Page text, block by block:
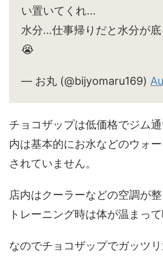
い置いてくれ…
水分…仕事帰りだと水分が
😭
— お丸 (@bijyomaru169)
チョコザップは低価格でジム
内は基本的にお水などのウォ
されていません。
店内はクーラーなどの空調が
トレーニング時は体が温まって
なのでチョコザップでガッツ